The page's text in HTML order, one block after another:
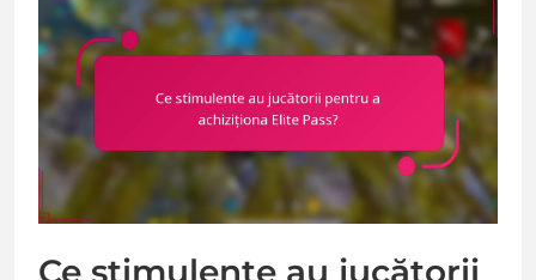
Ce stimulente au jucătorii